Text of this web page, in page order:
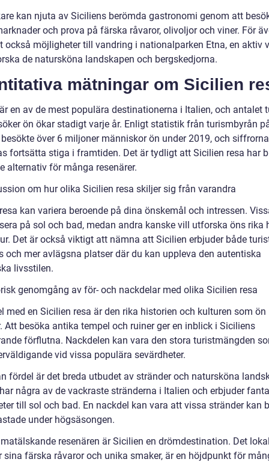
kan njuta av Siciliens berömda gastronomi genom att
och prova på färska råvaror, olivoljor och viner. För
också möjligheter till vandring i nationalparken Etna, en aktiv
de natursköna landskapen och bergskedjorna.
mätningar om Sicilien
en av de mest populära destinationerna i Italien, och antalet
ön ökar stadigt varje år. Enligt statistik från turismbyrån
över 6 miljoner människor ön under 2019, och siffrorna
fortsätta stiga i framtiden. Det är tydligt att Sicilien resa har
alternativ för många resenärer.
om hur olika Sicilien resa skiljer sig från varandra
kan variera beroende på dina önskemål och intressen.
på sol och bad, medan andra kanske vill utforska öns rika
Det är också viktigt att nämna att Sicilien erbjuder både
och mer avlägsna platser där du kan uppleva den autentiska
livsstilen.
genomgång av för- och nackdelar med olika Sicilien resa
med en Sicilien resa är den rika historien och kulturen som ön
Att besöka antika tempel och ruiner ger en inblick i Siciliens
förflutna. Nackdelen kan vara den stora turistmängden
vid vissa populära sevärdheter.
fördel är det breda utbudet av stränder och natursköna
några av de vackraste stränderna i Italien och erbjuder
till sol och bad. En nackdel kan vara att vissa stränder kan
under högsäsongen.
resenären är Sicilien en drömdestination. Det
sina färska råvaror och unika smaker, är en höjdpunkt för